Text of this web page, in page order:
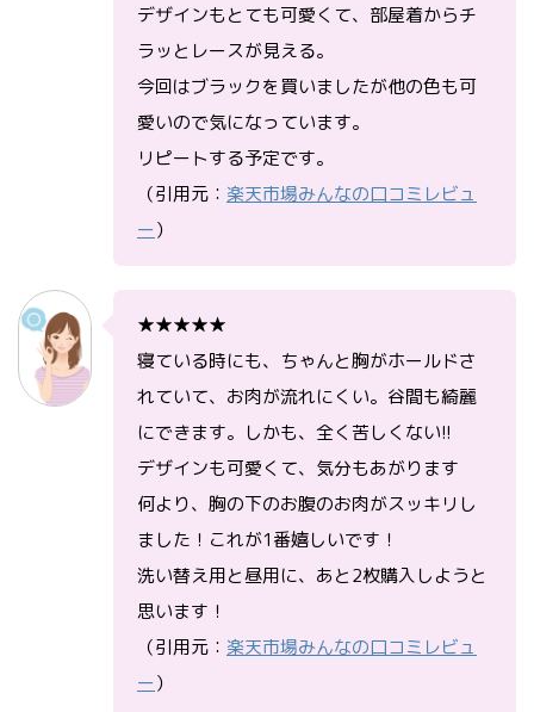
デザインもとても可愛くて、部屋着からチ
ラッとレースが見える。
今回はブラックを買いましたが他の色も可
愛いので気になっています。
リピートする予定です。
（引用元： 楽天市場みんなの口コミレビュ
ー）
★★★★★
寝ている時にも、ちゃんと胸がホールドさ
れていて、お肉が流れにくい。谷間も綺麗
にできます。しかも、全く苦しくない!!
デザインも可愛くて、気分もあがります
何より、胸の下のお腹のお肉がスッキリし
ました！これが1番嬉しいです！
洗い替え用と昼用に、あと2枚購入しようと
思います！
（引用元： 楽天市場みんなの口コミレビュ
ー）